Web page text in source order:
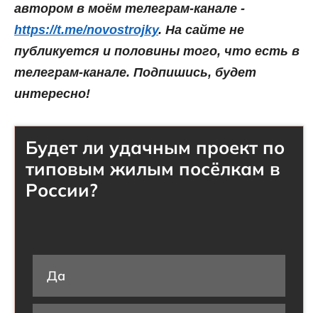
автором в моём телеграм-канале -
https://t.me/novostrojky. На сайте не
публикуется и половины того, что есть в
телеграм-канале. Подпишись, будет
интересно!
Будет ли удачным проект по
типовым жилым посёлкам в
России?
Да